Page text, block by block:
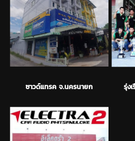
ซาวด์แทรค จ.นครนายก รุ่ง